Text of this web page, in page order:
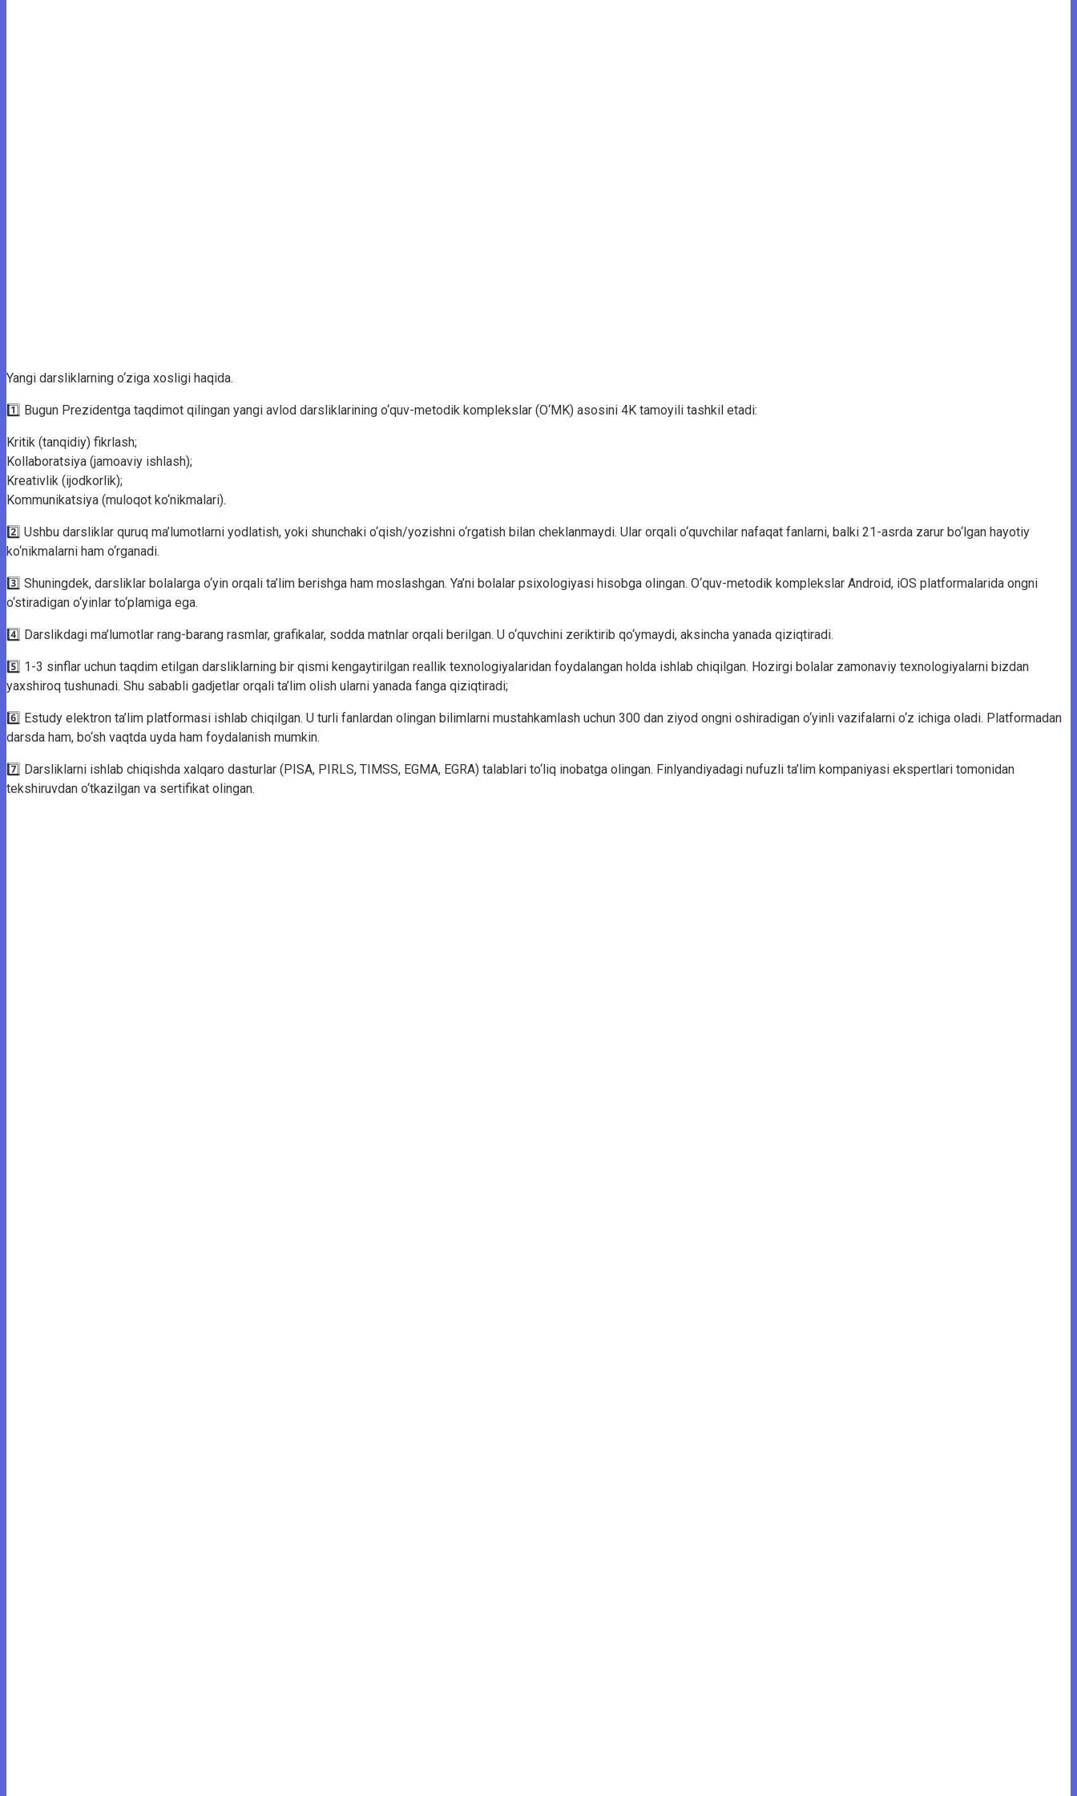
Yangi darsliklarning o‘ziga xosligi haqida.
1️⃣ Bugun Prezidentga taqdimot qilingan yangi avlod darsliklarining o‘quv-metodik komplekslar (O‘MK) asosini 4K tamoyili tashkil etadi:
Kritik (tanqidiy) fikrlash;
Kollaboratsiya (jamoaviy ishlash);
Kreativlik (ijodkorlik);
Kommunikatsiya (muloqot ko‘nikmalari).
2️⃣ Ushbu darsliklar quruq ma’lumotlarni yodlatish, yoki shunchaki o‘qish/yozishni o‘rgatish bilan cheklanmaydi. Ular orqali o‘quvchilar nafaqat fanlarni, balki 21-asrda zarur bo‘lgan hayotiy
ko‘nikmalarni ham o‘rganadi.
3️⃣ Shuningdek, darsliklar bolalarga o‘yin orqali ta’lim berishga ham moslashgan. Ya’ni bolalar psixologiyasi hisobga olingan. O‘quv-metodik komplekslar Android, iOS platformalarida ongni
o‘stiradigan o‘yinlar to‘plamiga ega.
4️⃣ Darslikdagi ma’lumotlar rang-barang rasmlar, grafikalar, sodda matnlar orqali berilgan. U o‘quvchini zeriktirib qo‘ymaydi, aksincha yanada qiziqtiradi.
5️⃣ 1-3 sinflar uchun taqdim etilgan darsliklarning bir qismi kengaytirilgan reallik texnologiyalaridan foydalangan holda ishlab chiqilgan. Hozirgi bolalar zamonaviy texnologiyalarni bizdan
yaxshiroq tushunadi. Shu sababli gadjetlar orqali ta’lim olish ularni yanada fanga qiziqtiradi;
6️⃣ Estudy elektron ta’lim platformasi ishlab chiqilgan. U turli fanlardan olingan bilimlarni mustahkamlash uchun 300 dan ziyod ongni oshiradigan o‘yinli vazifalarni o‘z ichiga oladi. Platformadan
darsda ham, bo‘sh vaqtda uyda ham foydalanish mumkin.
7️⃣ Darsliklarni ishlab chiqishda xalqaro dasturlar (PISA, PIRLS, TIMSS, EGMA, EGRA) talablari to‘liq inobatga olingan. Finlyandiyadagi nufuzli ta’lim kompaniyasi ekspertlari tomonidan
tekshiruvdan o‘tkazilgan va sertifikat olingan.